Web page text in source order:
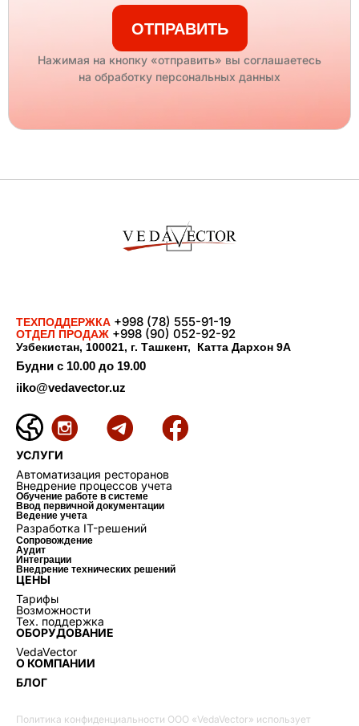
ОТПРАВИТЬ
Нажимая на кнопку «отправить» вы соглашаетесь
на обработку персональных данных
ТЕХПОДДЕРЖКА +998 (78) 555-91-19
ОТДЕЛ ПРОДАЖ +998 (90) 052-92-92
Узбекистан, 100021, г. Ташкент, Катта Дархон 9А
Будни с 10.00 до 19.00
iiko@vedavector.uz
УСЛУГИ
Автоматизация ресторанов
Внедрение процессов учета
Обучение работе в системе
Ввод первичной документации
Ведение учета
Разработка IT-решений
Сопровождение
Аудит
Интеграции
Внедрение технических решений
ЦЕНЫ
Тарифы
Возможности
Тех. поддержка
ОБОРУДОВАНИЕ
VedaVector
О КОМПАНИИ
БЛОГ
Политика конфиденциальности ООО «VedaVector» использует